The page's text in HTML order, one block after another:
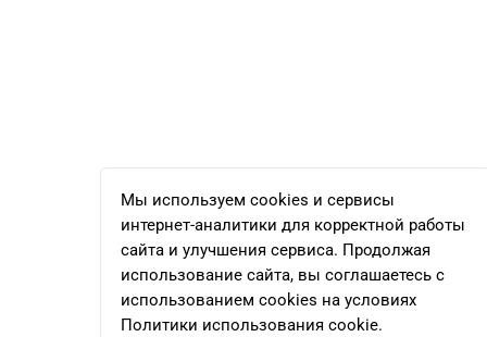
Мы используем cookies и сервисы
интернет-аналитики для корректной работы
сайта и улучшения сервиса. Продолжая
использование сайта, вы соглашаетесь с
использованием cookies на условиях
Политики использования cookie.